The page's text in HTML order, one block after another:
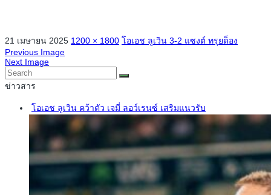
21 เมษายน 2025 1200 × 1800 โอเอช ลูเวิน 3-2 แซงต์ ทรุยด็อง
Previous Image
Next Image
ข่าวสาร
โอเอช ลูเวิน คว้าตัว เจมี่ ลอว์เรนซ์ เสริมแนวรับ